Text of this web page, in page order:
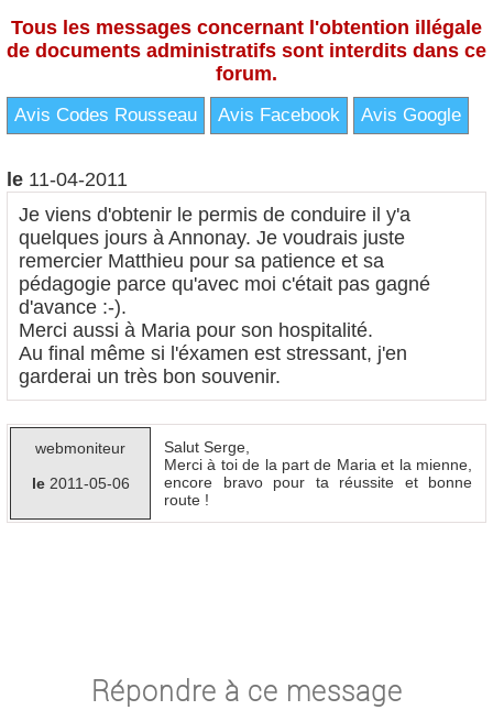
Tous les messages concernant l'obtention illégale
de documents administratifs sont interdits dans ce
forum.
Avis Codes Rousseau Avis Facebook Avis Google
le 11-04-2011
Je viens d'obtenir le permis de conduire il y'a
quelques jours à Annonay. Je voudrais juste
remercier Matthieu pour sa patience et sa
pédagogie parce qu'avec moi c'était pas gagné
d'avance :-).
Merci aussi à Maria pour son hospitalité.
Au final même si l'éxamen est stressant, j'en
garderai un très bon souvenir.
webmoniteur
le2011-05-06
Salut Serge,
Merci à toi de la part de Maria et la mienne,
encore bravo pour ta réussite et bonne
route !
Répondre à ce message